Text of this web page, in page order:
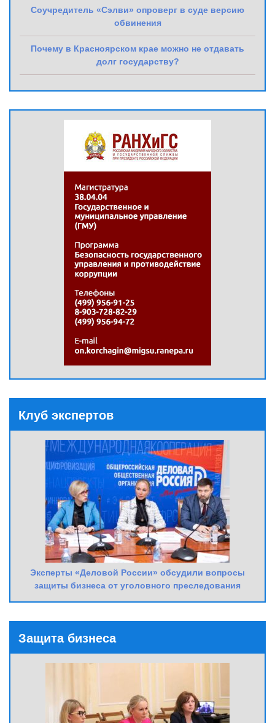
Соучредитель «Сэлви» опроверг в суде версию
обвинения
Почему в Красноярском крае можно не отдавать
долг государству?
Клуб экспертов
Эксперты «Деловой России» обсудили вопросы
защиты бизнеса от уголовного преследования
Защита бизнеса